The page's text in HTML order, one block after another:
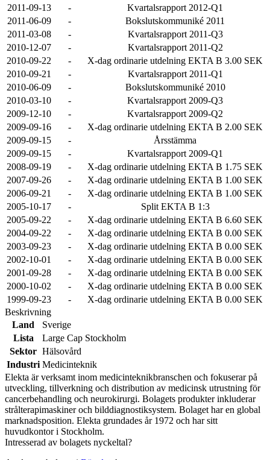
2011-09-13
-
Kvartalsrapport 2012-Q1
2011-06-09
-
Bokslutskommuniké 2011
2011-03-08
-
Kvartalsrapport 2011-Q3
2010-12-07
-
Kvartalsrapport 2011-Q2
2010-09-22
-
X-dag ordinarie utdelning EKTA B 3.00 SEK
2010-09-21
-
Kvartalsrapport 2011-Q1
2010-06-09
-
Bokslutskommuniké 2010
2010-03-10
-
Kvartalsrapport 2009-Q3
2009-12-10
-
Kvartalsrapport 2009-Q2
2009-09-16
-
X-dag ordinarie utdelning EKTA B 2.00 SEK
2009-09-15
-
Årsstämma
2009-09-15
-
Kvartalsrapport 2009-Q1
2008-09-19
-
X-dag ordinarie utdelning EKTA B 1.75 SEK
2007-09-26
-
X-dag ordinarie utdelning EKTA B 1.00 SEK
2006-09-21
-
X-dag ordinarie utdelning EKTA B 1.00 SEK
2005-10-17
-
Split EKTA B 1:3
2005-09-22
-
X-dag ordinarie utdelning EKTA B 6.60 SEK
2004-09-22
-
X-dag ordinarie utdelning EKTA B 0.00 SEK
2003-09-23
-
X-dag ordinarie utdelning EKTA B 0.00 SEK
2002-10-01
-
X-dag ordinarie utdelning EKTA B 0.00 SEK
2001-09-28
-
X-dag ordinarie utdelning EKTA B 0.00 SEK
2000-10-02
-
X-dag ordinarie utdelning EKTA B 0.00 SEK
1999-09-23
-
X-dag ordinarie utdelning EKTA B 0.00 SEK
Beskrivning
Land
Sverige
Lista
Large Cap Stockholm
Sektor Hälsovård
Industri Medicinteknik
Elekta är verksamt inom medicinteknikbranschen och fokuserar på
utveckling, tillverkning och distribution av medicinsk utrustning för
cancerbehandling och neurokirurgi. Bolagets produkter inkluderar
strålterapimaskiner och bilddiagnostiksystem. Bolaget har en global
marknadsposition. Elekta grundades år 1972 och har sitt
huvudkontor i Stockholm.
Intresserad av bolagets nyckeltal?